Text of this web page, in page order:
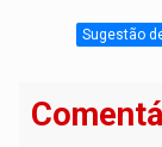
Sugestão